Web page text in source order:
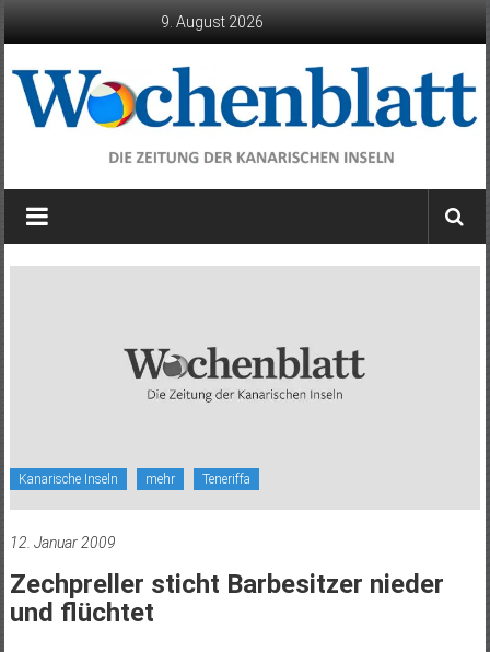
9. August 2026
Wochenblatt
die
Kanarische Inseln mehr Teneriffa
12. Januar 2009
Zechpreller sticht Barbesitzer nieder
und flüchtet